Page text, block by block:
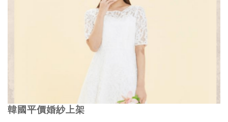
韓國平價婚紗上架